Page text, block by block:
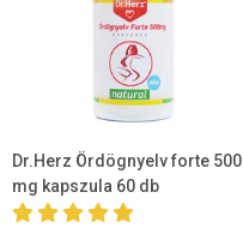
Dr.Herz Ördögnyelv forte 500
mg kapszula 60 db